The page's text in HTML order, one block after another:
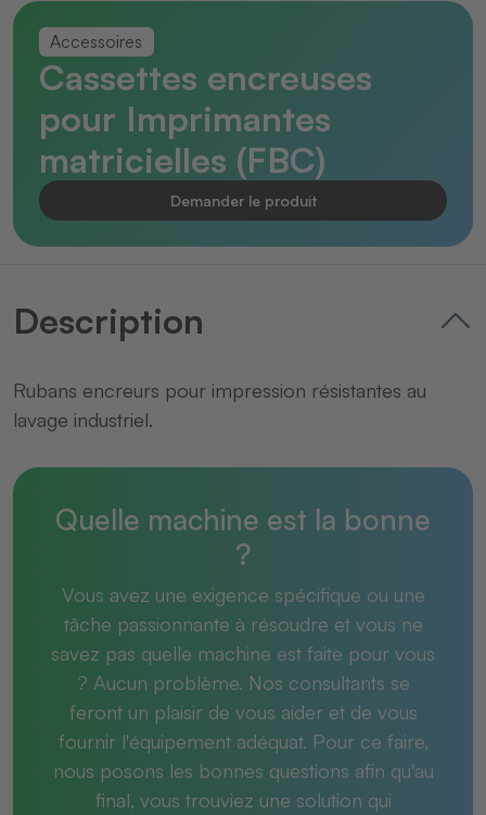
Accessoires
Cassettes encreuses
pour Imprimantes
matricielles (FBC)
Demander le produit
Description
Rubans encreurs pour impression résistantes au
lavage industriel.
Quelle machine est la bonne
?
Vous avez une exigence spécifique ou une
tâche passionnante à résoudre et vous ne
savez pas quelle machine est faite pour vous
? Aucun problème. Nos consultants se
feront un plaisir de vous aider et de vous
fournir l'équipement adéquat. Pour ce faire,
nous posons les bonnes questions afin qu'au
final, vous trouviez une solution qui